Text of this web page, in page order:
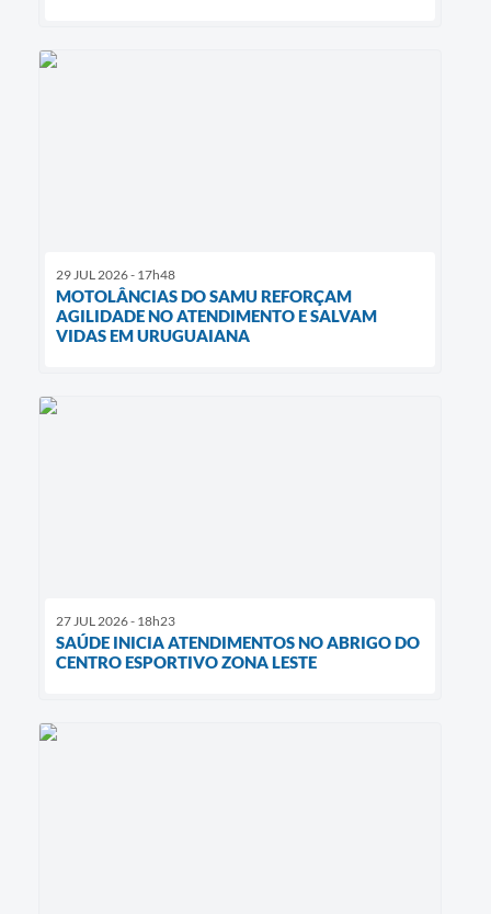
29 JUL 2026 - 17h48
MOTOLÂNCIAS DO SAMU REFORÇAM
AGILIDADE NO ATENDIMENTO E SALVAM
VIDAS EM URUGUAIANA
27 JUL 2026 - 18h23
SAÚDE INICIA ATENDIMENTOS NO ABRIGO DO
CENTRO ESPORTIVO ZONA LESTE